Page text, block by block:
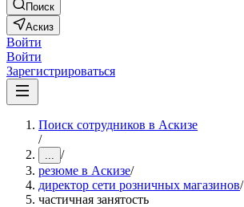
Поиск
Аскиз
Войти
Войти
Зарегистрироваться
Поиск сотрудников в Аскизе
/
... /
резюме в Аскизе/
директор сети розничных магазинов/
частичная занятость